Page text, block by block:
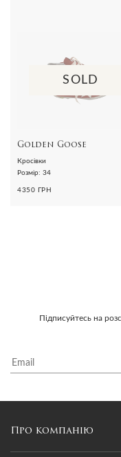
SOLD
Golden Goose
Кросівки
Розмір: 34
4350 ГРН
Підписуйтесь на
Про компанію